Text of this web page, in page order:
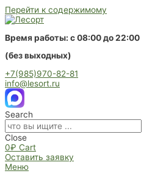
Перейти к содержимому
Время работы: с 08:00 до 22:00
(без выходных)
+7(985)970-82-81
info@lesort.ru
Search
Close
0₽ Cart
Оставить заявку
Меню